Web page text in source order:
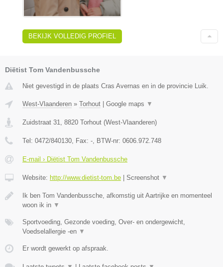
BEKIJK VOLLEDIG PROFIEL
Diëtist Tom Vandenbussche
Niet gevestigd in de plaats Cras Avernas en in de provincie Luik.
West-Vlaanderen » Torhout | Google maps ▼
Zuidstraat 31 8820 Torhout (West-Vlaanderen)
Tel: 0472/840130 , Fax: - , BTW-nr: 0606.972.748
E-mail › Diëtist Tom Vandenbussche
Website: http://www.dietist-tom.be | Screenshot ▼
Ik ben Tom Vandenbussche, afkomstig uit Aartrijke en momenteel
woon ik in ▼
Sportvoeding, Gezonde voeding, Over- en ondergewicht,
Voedselallergie -en ▼
Er wordt gewerkt op afspraak.